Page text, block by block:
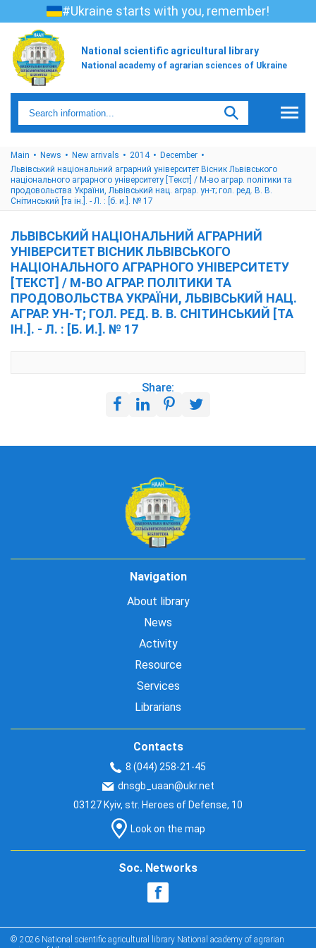
#Ukraine starts with you, remember!
National scientific agricultural library
National academy of agrarian sciences of Ukraine
Main News New arrivals 2014
December
Львівський національний аграрний університет Вісник Львівського
національного аграрного університету [Текст] / М-во аграр. політики та
продовольства України, Львівський нац. аграр. ун-т; гол. ред. В. В.
Снітинський [та ін.]. - Л. : [б. и.]. № 17
ЛЬВІВСЬКИЙ НАЦІОНАЛЬНИЙ АГРАРНИЙ
УНІВЕРСИТЕТ ВІСНИК ЛЬВІВСЬКОГО
НАЦІОНАЛЬНОГО АГРАРНОГО УНІВЕРСИТЕТУ
[ТЕКСТ] / М-ВО АГРАР. ПОЛІТИКИ ТА
ПРОДОВОЛЬСТВА УКРАЇНИ, ЛЬВІВСЬКИЙ НАЦ.
АГРАР. УН-Т; ГОЛ. РЕД. В. В. СНІТИНСЬКИЙ [ТА
ІН.]. - Л. : [Б. И.]. № 17
Share:
Navigation
About library
News
Activity
Resource
Services
Librarians
Contacts
8 (044) 258-21-45
dnsgb_uaan@ukr.net
03127 Kyiv, str. Heroes of Defense, 10
Look on the map
Soc. Networks
© 2026 National scientific agricultural library National academy of agrarian